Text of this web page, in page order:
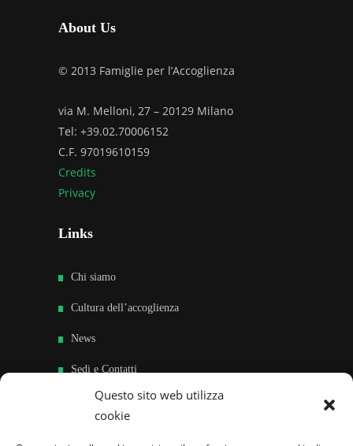
Questo sito web utilizza
cookie
About Us
© 2013 Famiglie per l’Accoglienza
via M. Melloni, 27 – 20129 Milano
Tel: +39.02.70006152
C.F. 97019610159
Credits
Privacy
Links
Chi siamo
Cultura dell’accoglienza
News
Sedi e Contatti
Sostieni